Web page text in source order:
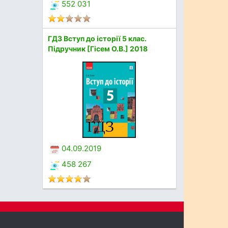
552 031
ГДЗ Вступ до історії 5 клас.
Підручник [Гісем О.В.] 2018
04.09.2019
458 267